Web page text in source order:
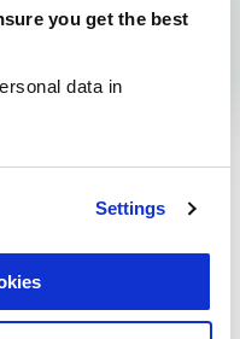
you get the best
data in
Settings
nivån på din
väl beskriver
av
lösa övningar: